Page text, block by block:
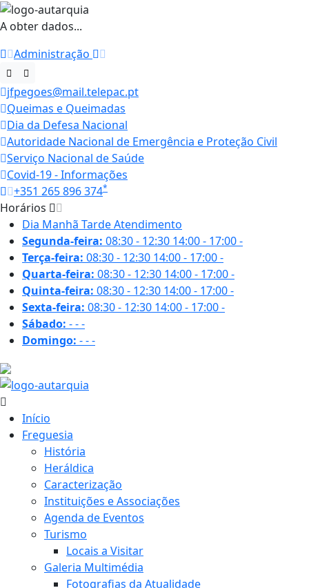
A obter dados...
Administração
jfpegoes@mail.telepac.pt
Queimas e Queimadas
Dia da Defesa Nacional
Autoridade Nacional de Emergência e Proteção Civil
Serviço Nacional de Saúde
Covid-19 - Informações
+351 265 896 374*
Horários
Dia Manhã TardeAtendimento
Segunda-feira: 08:30 - 12:30 14:00 - 17:00-
Terça-feira: 08:30 - 12:30 14:00 - 17:00-
Quarta-feira: 08:30 - 12:30 14:00 - 17:00-
Quinta-feira: 08:30 - 12:30 14:00 - 17:00-
Sexta-feira: 08:30 - 12:30 14:00 - 17:00-
Sábado: ---
Domingo: ---
Início
Freguesia
História
Heráldica
Caracterização
Instituições e Associações
Agenda de Eventos
Turismo
Locais a Visitar
Galeria Multimédia
Fotografias da Atualidade